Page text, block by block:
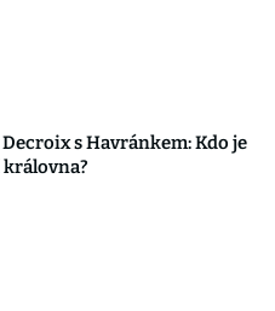
s Havránkem: Kdo je